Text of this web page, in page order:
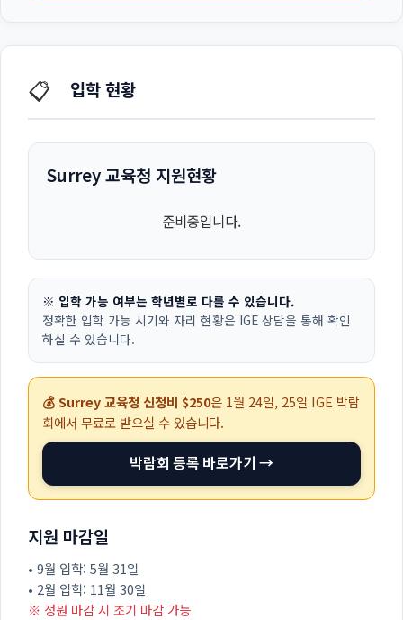
📋 입학 현황
Surrey 교육청 지원현황
준비중입니다.
※ 입학 가능 여부는 학년별로 다를 수 있습니다.
정확한 입학 가능 시기와 자리 현황은 IGE 상담을 통해 확인
하실 수 있습니다.
💰 Surrey 교육청 신청비 $250은 1월 24일, 25일 IGE 박람
회에서 무료로 받으실 수 있습니다.
박람회 등록 바로가기 →
지원 마감일
• 9월 입학: 5월 31일
• 2월 입학: 11월 30일
※ 정원 마감 시 조기 마감 가능